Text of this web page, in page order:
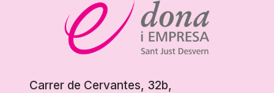
Carrer de Cervantes, 32b,